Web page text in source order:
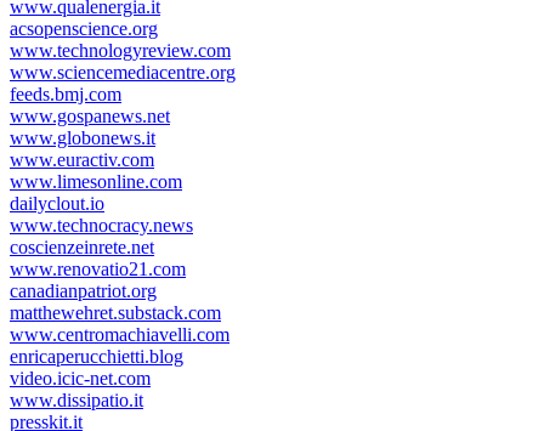
www.qualenergia.it
acsopenscience.org
www.technologyreview.com
www.sciencemediacentre.org
feeds.bmj.com
www.gospanews.net
www.globonews.it
www.euractiv.com
www.limesonline.com
dailyclout.io
www.technocracy.news
coscienzeinrete.net
www.renovatio21.com
canadianpatriot.org
matthewehret.substack.com
www.centromachiavelli.com
enricaperucchietti.blog
video.icic-net.com
www.dissipatio.it
presskit.it